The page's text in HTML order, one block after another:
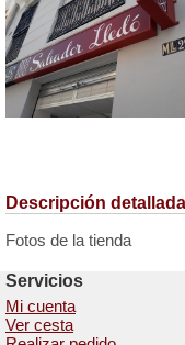
Descripción detallada
Fotos de la tienda
Servicios
Mi cuenta
Ver cesta